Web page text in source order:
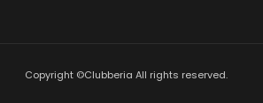
Copyright ©Clubberia All rights reserved.